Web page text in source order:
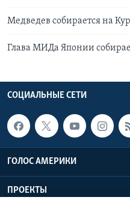
Медведев собирается на
Глава МИДа Японии
СОЦИАЛЬНЫЕ СЕТИ
ГОЛОС АМЕРИКИ
ПРОЕКТЫ